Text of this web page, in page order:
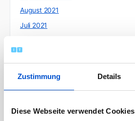
Zustimmung Details
Diese Webseite verwendet Cookies
August 2021
Juli 2021
Mai 2021
Januar 2021